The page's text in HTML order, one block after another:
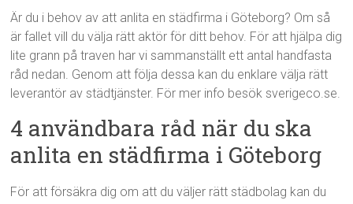
Är du i behov av att anlita en städfirma i Göteborg? Om så
är fallet vill du välja rätt aktör för ditt behov. För att hjälpa dig
lite grann på traven har vi sammanställt ett antal handfasta
råd nedan. Genom att följa dessa kan du enklare välja rätt
leverantör av städtjänster. För mer info besök sverigeco.se.
4 användbara råd när du ska
anlita en städfirma i Göteborg
För att försäkra dig om att du väljer rätt städbolag kan du